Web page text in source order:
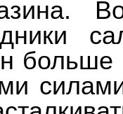
больше